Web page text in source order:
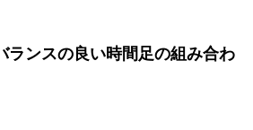
ランスの良い時間足の組み合わ